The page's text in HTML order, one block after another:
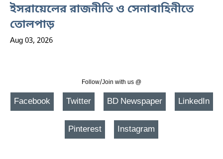
ইসরায়েলের রাজনীতি ও সেনাবাহিনীতে
তোলপাড়
Aug 03, 2026
Follow/Join with us @
Facebook Twitter BD Newspaper LinkedIn
Pinterest Instagram